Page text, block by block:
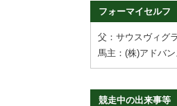
フォーマイセルフ
父：サウスヴィグ
馬主：(株)アドバ
競走中の出来事等